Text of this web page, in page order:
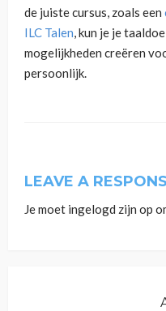
de juiste cursus, zoals een
ILC Talen, kun je je
mogelijkheden creëren
persoonlijk.
LEAVE A
Je moet ingelogd zijn op